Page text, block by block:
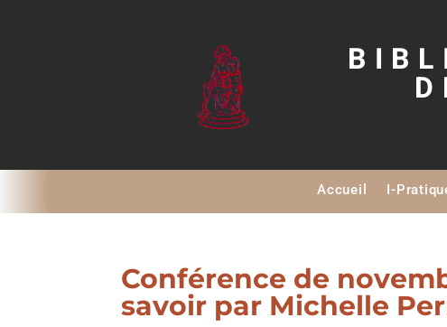
Accueil I-
Conférence de
savoir par Michelle